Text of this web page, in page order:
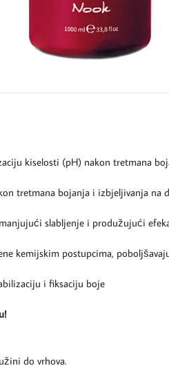
kiselosti (pH) nakon tretmana
tretmana bojanja i izbjeljivanja
slabljenje i produžujući
kemijskim postupcima,
i fiksaciju boje
do vrhova.